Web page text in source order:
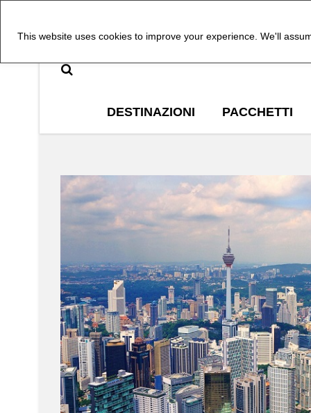
This website uses cookies to improve your experience. We'll
DESTINAZIONI PACCHETTI